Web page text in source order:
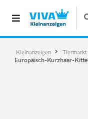
Kleinanzeigen Tiermarkt
Europäisch-Kurzhaar-